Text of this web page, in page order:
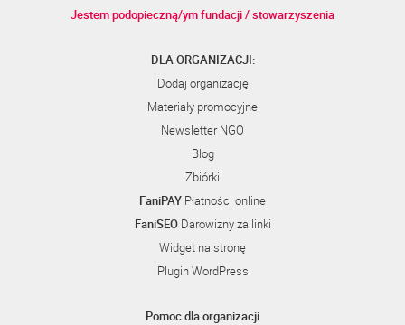
Jestem podopieczną/ym fundacji / stowarzyszenia
DLA ORGANIZACJI:
Dodaj organizację
Materiały promocyjne
Newsletter NGO
Blog
Zbiórki
FaniPAY Płatności online
FaniSEODarowizny za linki
Widget na stronę
Plugin WordPress
Pomoc dla organizacji